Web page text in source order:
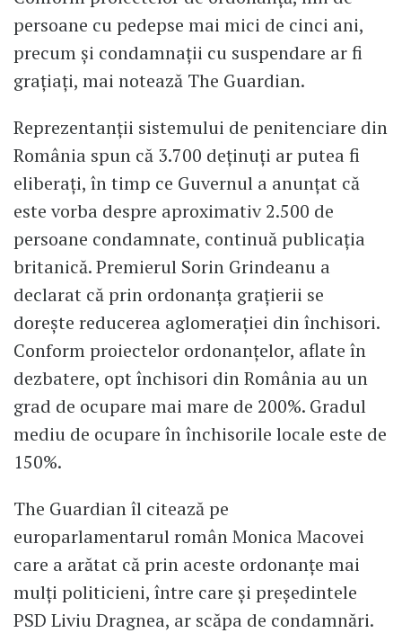
persoane cu pedepse mai mici de cinci ani,
precum și condamnații cu suspendare ar fi
grațiați, mai notează The Guardian.
Reprezentanții sistemului de penitenciare din
România spun că 3.700 deținuți ar putea fi
eliberați, în timp ce Guvernul a anunțat că
este vorba despre aproximativ 2.500 de
persoane condamnate, continuă publicația
britanică. Premierul Sorin Grindeanu a
declarat că prin ordonanța grațierii se
dorește reducerea aglomerației din închisori.
Conform proiectelor ordonanțelor, aflate în
dezbatere, opt închisori din România au un
grad de ocupare mai mare de 200%. Gradul
mediu de ocupare în închisorile locale este de
150%.
The Guardian îl citează pe
europarlamentarul român Monica Macovei
care a arătat că prin aceste ordonanțe mai
mulți politicieni, între care și președintele
PSD Liviu Dragnea, ar scăpa de condamnări.